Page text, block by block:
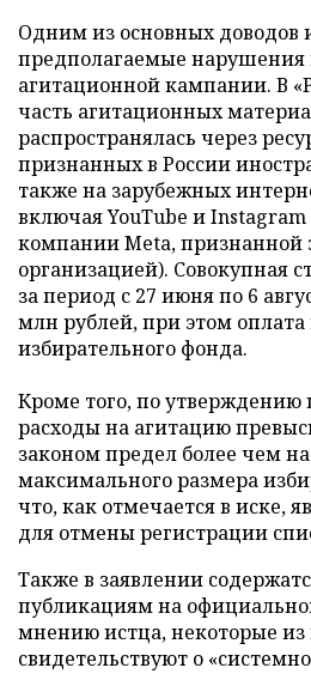
Одним из основных доводов
предполагаемые
агитационной кампании. В
часть агитационных
распространялась через
признанных в России
также на зарубежных
включая YouTube и
компании Meta, признанной
организацией). Совокупная
за период с 27 июня по 6
млн рублей, при этом оплата
избирательного фонда.
Кроме того, по утверждению
расходы на агитацию
законом предел более чем
максимального размера
что, как отмечается в иске,
для отмены регистрации
Также в заявлении
публикациям на
мнению истца, некоторые из
свидетельствуют о